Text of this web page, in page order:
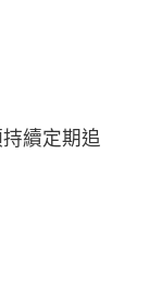
續定期追